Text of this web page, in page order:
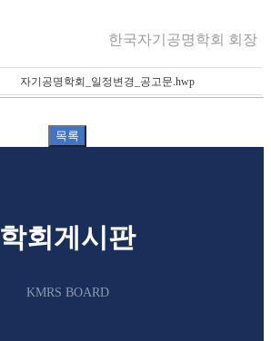
한국자기공명학회 회장
자기공명학회_일정변경_공고문.hwp
학회게시판
KMRS BOARD